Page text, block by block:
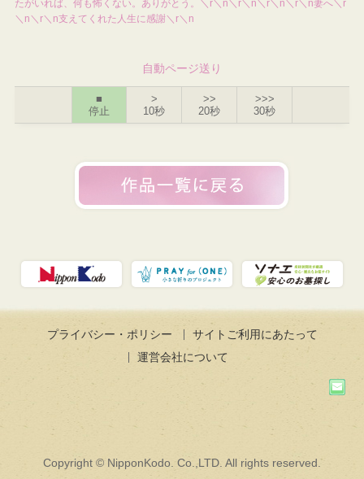
たがいれば、何も怖くない。ありがとう。＼r＼n＼r＼n＼r＼n＼r＼n妻へ＼r
＼n＼r＼n支えてくれた人生に感謝＼r＼n
自動ページ送り
■
停止
>
10秒
>>
20秒
>>>
30秒
プライバシー・ポリシー
サイトご利用にあたって
運営会社について
Copyright © NipponKodo. Co.,LTD. All rights reserved.